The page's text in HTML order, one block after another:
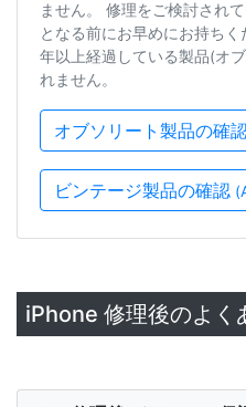
ません。 修理をご検討され
となる前にお早めにお持ち
年以上経過している製品(オ
れません。
オブソリート製品の確
ビンテージ製品の確認
iPhone 修理後のよく